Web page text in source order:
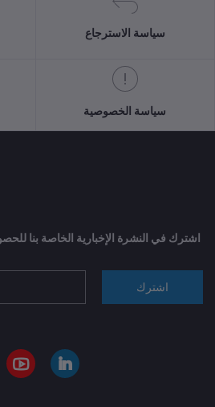
سياسة الاسترجاع
سياسة الخصوصية
اشترك في النشرة الإخبارية الخاصة بنا
اشترك